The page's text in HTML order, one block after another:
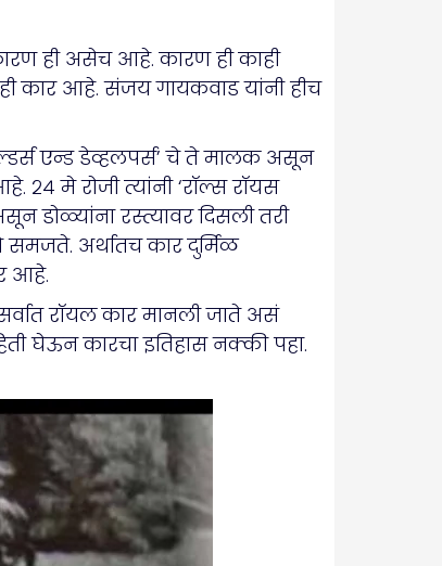
ही असेच आहे. कारण ही काही
कार आहे. संजय गायकवाड यांनी हीच
एन्ड डेव्हलपर्स’ चे ते मालक असून
मे रोजी त्यांनी ‘रॉल्स रॉयस
डोळ्यांना रस्त्यावर दिसली तरी
अर्थातच कार दुर्मिळ
आहे.
रॉयल कार मानली जाते असं
घेऊन कारचा इतिहास नक्की पहा.